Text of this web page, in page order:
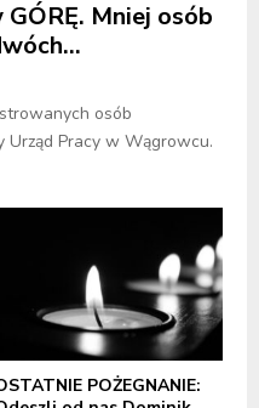
GÓRĘ. Mniej osób
osób
Pracy w Wągrowcu.
POŻEGNANIE: